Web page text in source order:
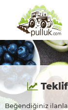
Beğendiğiniz